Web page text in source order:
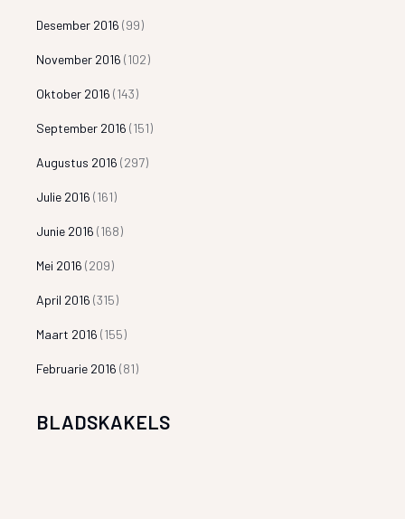
Desember 2016 (99)
November 2016 (102)
Oktober 2016 (143)
September 2016 (151)
Augustus 2016 (297)
Julie 2016 (161)
Junie 2016 (168)
Mei 2016 (209)
April 2016 (315)
Maart 2016 (155)
Februarie 2016 (81)
BLADSKAKELS